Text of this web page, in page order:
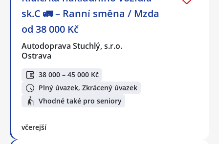
sk.C 🚛 – Ranní směna / Mzda
od 38 000 Kč
Autodoprava Stuchlý, s.r.o.
Ostrava
38 000 – 45 000 Kč
Plný úvazek, Zkrácený úvazek
Vhodné také pro seniory
včerejší